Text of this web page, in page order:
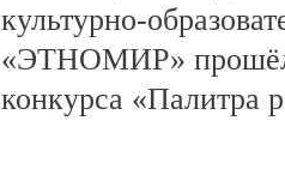
культурно-
«ЭТНОМИР» прошёл
конкурса «Палитра